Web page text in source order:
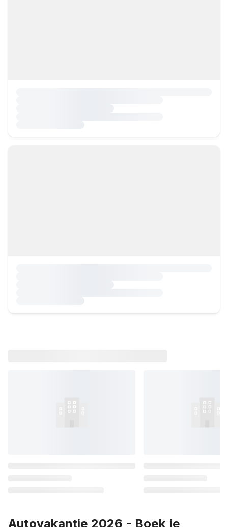
Autovakantie 2026 - Boek je